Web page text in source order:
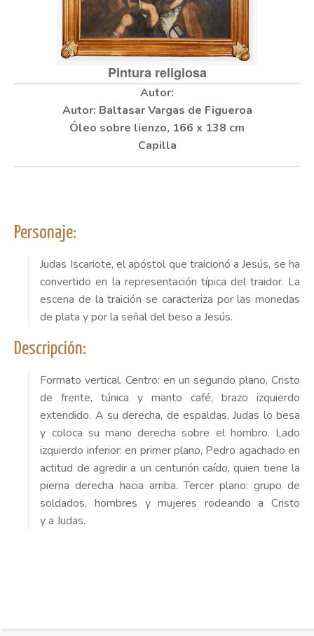
Pintura religiosa
Autor: Baltasar Vargas de Figueroa
Óleo sobre lienzo, 166 x 138 cm
Capilla
Personaje:
Judas Iscariote, el apóstol que traicionó a Jesús, se ha
convertido en la representación típica del traidor. La
escena de la traición se caracteriza por las monedas
de plata y por la señal del beso a Jesús.
Descripción:
Formato vertical. Centro: en un segundo plano, Cristo
de frente, túnica y manto café, brazo izquierdo
extendido. A su derecha, de espaldas, Judas lo besa
y coloca su mano derecha sobre el hombro. Lado
izquierdo inferior:en primer plano, Pedro agachado en
actitud de agredir a un centurión caído, quien tiene la
pierna derecha hacia arriba. Tercer plano: grupo de
soldados, hombres y mujeres rodeando a Cristo
yaJudas.